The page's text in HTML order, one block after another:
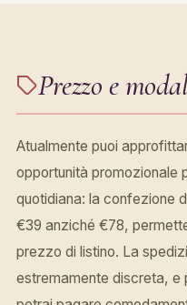
Prezzo e
Atualmente puoi
opportunità promozionale
quotidiana: la confezione
€39 anziché €78,
prezzo di listino. La
estremamente discreta, e